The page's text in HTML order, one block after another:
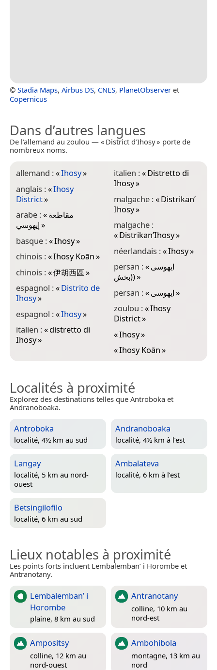
© Stadia Maps, Airbus DS, CNES, PlanetObserver et
Copernicus
Dans d’autres langues
De l’allemand au zoulou — « District d’Ihosy » porte de
nombreux noms.
allemand :«Ihosy»
anglais :«Ihosy
District»
arabe :«مقاطعة
إيهوسي»
basque :«Ihosy»
chinois :«Ihosy Koān»
chinois :«伊胡西區»
espagnol :«Distrito de
Ihosy»
espagnol :«Ihosy»
italien :«distretto di
Ihosy»
italien :«Distretto di
Ihosy»
malgache :«Distrikan’
Ihosy»
malgache :
«Distrikan’Ihosy»
néerlandais :«Ihosy»
persan :«ایهوسی
(بخش)»
persan :«ایهوسی»
zoulou :«Ihosy
District»
«Ihosy»
«Ihosy Koān»
Localités à proximité
Explorez des destinations telles que Antroboka et
Andranoboaka.
Antroboka
localité, 4½ km au sud
Andranoboaka
localité, 4½ km à l’est
Langay
localité, 5 km au nord-
ouest
Ambalateva
localité, 6 km à l’est
Betsingilofilo
localité, 6 km au sud
Lieux notables à proximité
Les points forts incluent Lembalemban’ i Horombe et
Antranotany.
Lembalemban’ i
Horombe
plaine, 8 km au sud
Antranotany
colline, 10 km au
nord-est
Ampositsy
colline, 12 km au
nord-ouest
Ambohibola
montagne, 13 km au
nord